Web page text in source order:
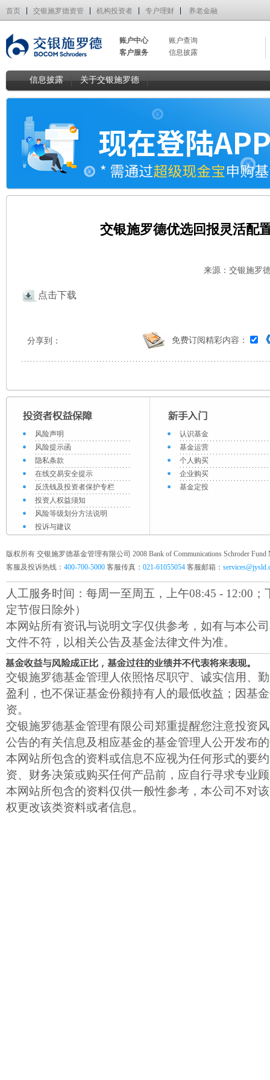
首页 交银施罗德资管 机构投资者 专户理财 养老金融
账户中心
账户查询
客户服务
信息披露
信息披露 关于交银施罗德
交银施罗德优选回报灵活配
来源：交银施罗
点击下载
分享到： 免费订阅精彩内容：
风险声明
风险提示函
隐私条款
在线交易安全提示
反洗钱及投资者保护专栏
投资人权益须知
风险等级划分方法说明
投诉与建议
认识基金
基金运营
个人购买
企业购买
基金定投
版权所有 交银施罗德基金管理有限公司 2008 Bank of Communications Schroder Fund
客服及投诉热线： 400-700-5000 客服传真： 021-61055054 客服邮箱：
人工服务时间：每周一至周五，上午08:45 - 12:00；
定节假日除外）
本网站所有资讯与说明文字仅供参考，如有与本公
文件不符，以相关公告及基金法律文件为准。
交银施罗德基金管理人依照恪尽职守、诚实信用、
盈利，也不保证基金份额持有人的最低收益；因基
资。
交银施罗德基金管理有限公司郑重提醒您注意投资
公告的有关信息及相应基金的基金管理人公开发布
本网站所包含的资料或信息不应视为任何形式的要
资、财务决策或购买任何产品前，应自行寻求专业
本网站所包含的资料仅供一般性参考，本公司不对
权更改该类资料或者信息。